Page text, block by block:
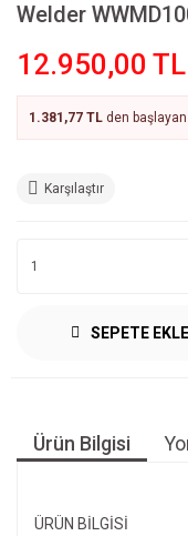
Welder
12.950,00 TL
1.381,77 TL den
Karşılaştır
SEPETE EKLE
Ürün Bilgisi
ÜRÜN BILGISI